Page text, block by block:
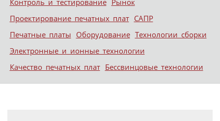
Контроль и тестирование Рынок
Проектирование печатных плат САПР
Печатные платы Оборудование Технологии сборки
Электронные и ионные технологии
Качество печатных плат Бессвинцовые технологии